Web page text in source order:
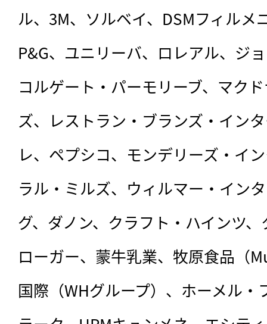
ル、3M、ソルベイ、DSMフィルメ
P&G、ユニリーバ、ロレアル、ジ
コルゲート・パーモリーブ、マク
ズ、レストラン・ブランズ・イン
レ、ペプシコ、モンデリーズ・イ
ラル・ミルズ、ウィルマー・イン
グ、ダノン、クラフト・ハインツ
ローガー、蒙牛乳業、牧原食品（
国際（WHグループ）、ホーメル・